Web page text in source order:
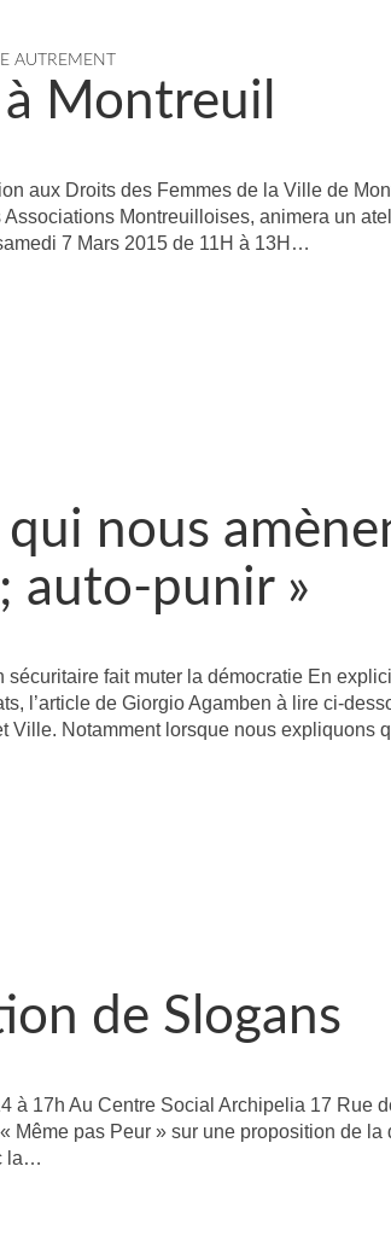
AUTREMENT
Montreuil
aux Droits des Femmes de la Ville de
Montreuilloises, animera un
7 Mars 2015 de 11H à 13H…
qui nous
auto-punir »
sécuritaire fait muter la démocratie En
l’article de Giorgio Agamben à lire ci-
Ville. Notamment lorsque nous expliquons
de Slogans
à 17h Au Centre Social Archipelia 17 Rue
Même pas Peur » sur une proposition de
la…